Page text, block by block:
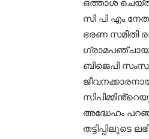
ഒത്താശ
സി പി എം
ഭരണ സമിതി
ബിജെപി
അദ്ധേഹം
തട്ടിപ്പിലുടെ